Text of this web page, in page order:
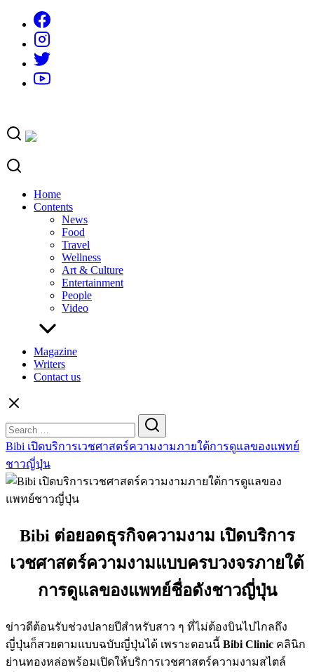
content
Home
Contents
News
Food
Travel
Wellness
Art & Culture
Entertainment
People
Video
Magazine
Writers
Contact us
for:
Bibi เปิดบริการเวชศาสตร์ความงามภายใต้การดูแลของแพทย์
ชาวญี่ปุ่น
Bibi ต่อยอดธุรกิจความงาม เปิดบริการ
เวชศาสตร์ความงามแบบครบวงจรภายใต้
การดูแลของแพทย์ชื่อดังชาวญี่ปุ่น
ข่าวดีต้อนรับช่วงปลายปีสำหรับสาว ๆ ที่ไม่ต้องบินไปไกลถึง
ญี่ปุ่นก็สวยตามแบบฉบับญี่ปุ่นได้ เพราะตอนนี้ Bibi Clinic คลินิก
ย่านทองหล่อพร้อมเปิดให้บริการเวชศาสตร์ความงามสไตล์